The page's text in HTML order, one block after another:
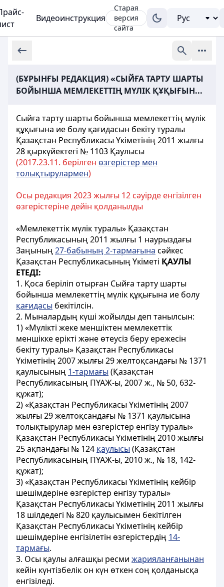
Видеоинструкция
Старая
версия
сайта
(БҰРЫНҒЫ РЕДАКЦИЯ) «CЫЙҒА ТАРТУ ШАРТЫ
БОЙЫНША МЕМЛЕКЕТТІҢ МҮЛІК ҚҰҚЫҒЫН...
Cыйға тарту шарты бойынша мемлекеттің мүлік
құқығына ие болу қағидасын бекіту туралы
Қазақстан Республикасы Үкіметінің 2011 жылғы
28 қыркүйектегі № 1103 Қаулысы
(2017.23.11. берілген өзгерістер мен
толықтырулармен)
Осы редакция 2023 жылғы 12 сәуірде енгізілген
өзгерістеріне дейін қолданылды
«Мемлекеттік мүлік туралы» Қазақстан
Республикасының 2011 жылғы 1 наурыздағы
Заңының27-бабының 2-тармағына сәйкес
Қазақстан Республикасының Үкіметі ҚАУЛЫ
ЕТЕДІ:
1. Қоса беріліп отырған Сыйға тарту шарты
бойынша мемлекеттің мүлік құқығына ие болу
қағидасы бекітілсін.
2. Мыналардың күші жойылды деп танылсын:
1) «Мүлікті жеке меншіктен мемлекеттік
меншікке ерікті және өтеусіз беру ережесін
бекіту туралы» Қазақстан Республикасы
Үкіметінің 2007 жылғы 29 желтоқсандағы № 1371
қаулысының 1-тармағы (Қазақстан
Республикасының ПҮАЖ-ы, 2007 ж., № 50, 632-
құжат);
2) «Қазақстан Республикасы Үкіметінің 2007
жылғы 29 желтоқсандағы № 1371 қаулысына
толықтырулар мен өзгерістер енгізу туралы»
Қазақстан Республикасы Үкіметінің 2010 жылғы
25 ақпандағы № 124 қаулысы (Қазақстан
Республикасының ПҮАЖ-ы, 2010 ж., № 18, 142-
құжат);
3) «Қазақстан Республикасы Үкіметінің кейбір
шешімдеріне өзгерістер енгізу туралы»
Қазақстан Республикасы Үкіметінің 2011 жылғы
18 шілдедегі № 820 қаулысымен бекітілген
Қазақстан Республикасы Үкіметінің кейбір
шешімдеріне енгізілетін өзгерістердің 14-
тармағы.
3. Осы қаулы алғашқы ресми жарияланғанынан
кейін күнтізбелік он күн өткен соң қолданысқа
енгізіледі.